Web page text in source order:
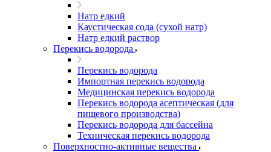
Натр едкий
Каустическая сода (сухой натр)
Натр едкий раствор
Перекись водорода
Перекись водорода
Импортная перекись водорода
Медицинская перекись водорода
Перекись водорода асептическая (для
пищевого производства)
Перекись водорода для бассейна
Техническая перекись водорода
Поверхностно-активные вещества